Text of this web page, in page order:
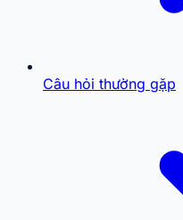
Câu hỏi thường gặp